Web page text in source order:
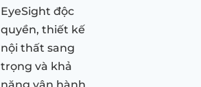
EyeSight độc
quyền, thiết kế
nội thất sang
trọng và khả
năng vận hành